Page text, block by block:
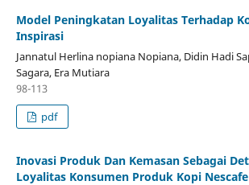
Model Peningkatan Loyalitas Terhadap
Inspirasi
Jannatul Herlina nopiana Nopiana, Didin Hadi
Sagara, Era Mutiara
98-113
pdf
Inovasi Produk Dan Kemasan Sebagai
Loyalitas Konsumen Produk Kopi Nescafe